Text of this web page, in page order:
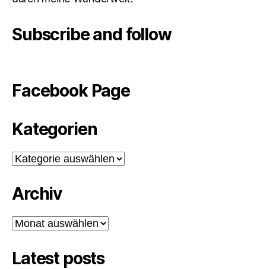
Subscribe and follow
Facebook Page
Kategorien
Kategorien
Archiv
Archiv
Latest posts